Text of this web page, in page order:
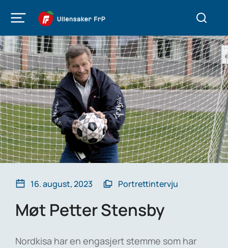
16. august, 2023 Portrettintervju
Møt Petter Stensby
Nordkisa har en engasjert stemme som har